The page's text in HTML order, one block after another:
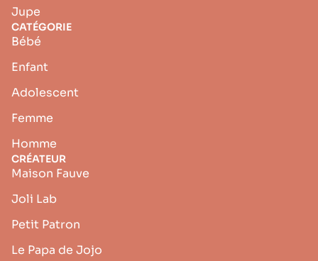
Jupe
CATÉGORIE
Bébé
Enfant
Adolescent
Femme
Homme
CRÉATEUR
Maison Fauve
Joli Lab
Petit Patron
Le Papa de Jojo